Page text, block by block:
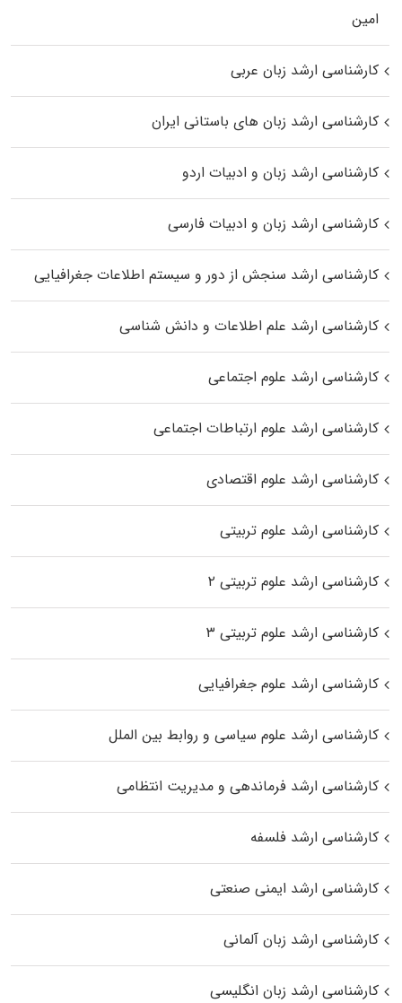
اﻣﻴﻦ
کارشناسی ارشد زبان عربی
کارشناسی ارشد زبان‌ های باستانی ایران
کارشناسی ارشد زبان و ادبیات اردو
کارشناسی ارشد زبان و ادبیات فارسی
کارشناسی ارشد سنجش از دور و سیستم اطلاعات جغرافیایی
کارشناسی ارشد علم اطلاعات و دانش شناسی
کارشناسی ارشد علوم اجتماعی
کارشناسی ارشد علوم ارتباطات اجتماعی
کارشناسی ارشد علوم اقتصادی
کارشناسی ارشد علوم تربیتی
کارشناسی ارشد علوم تربیتی ۲
کارشناسی ارشد علوم تربیتی ۳
کارشناسی ارشد علوم جغرافیایی
کارشناسی ارشد علوم سیاسی و روابط بین الملل
کارشناسی ارشد فرماندهی و مدیریت انتظامی
کارشناسی ارشد فلسفه
کارشناسی ارشد ایمنی صنعتی
کارشناسی ارشد زبان آلمانی
کارشناسی ارشد زبان انگلیسی